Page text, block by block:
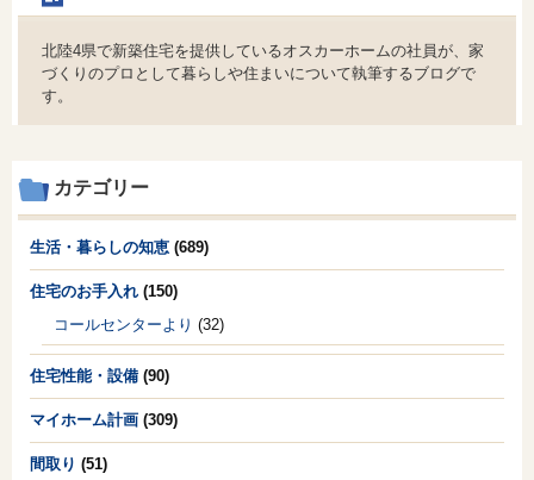
北陸4県で新築住宅を提供しているオスカーホームの社員が、家
づくりのプロとして暮らしや住まいについて執筆するブログで
す。
カテゴリー
生活・暮らしの知恵 (689)
住宅のお手入れ (150)
コールセンターより (32)
住宅性能・設備 (90)
マイホーム計画 (309)
間取り (51)